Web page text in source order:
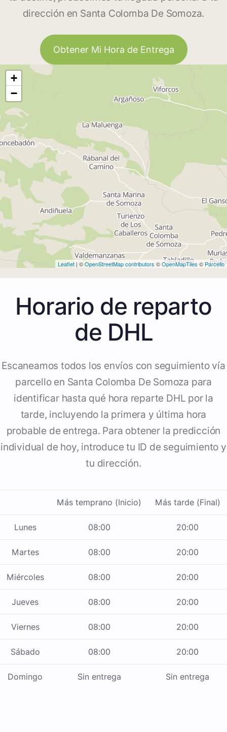
dirección en Santa Colomba De Somoza.
Obtener Mi Hora de Entrega
+
−
Leaflet | ©OpenStreetMap contributors ©OpenMapTiles © Parcello
Horario de reparto
de DHL
Escaneamos todos los envíos con seguimiento vía
parcello en Santa Colomba De Somoza para
identificar hasta qué hora reparte DHL por la
tarde, incluyendo la primera y última hora
probable de entrega. Para obtener la predicción
individual de hoy, introduce tu ID de seguimiento y
tu dirección.
Más temprano (Inicio) Más tarde (Final)
Lunes 08:00 20:00
Martes 08:00 20:00
Miércoles 08:00 20:00
Jueves 08:00 20:00
Viernes 08:00 20:00
Sábado 08:00 20:00
Domingo Sin entrega Sin entrega